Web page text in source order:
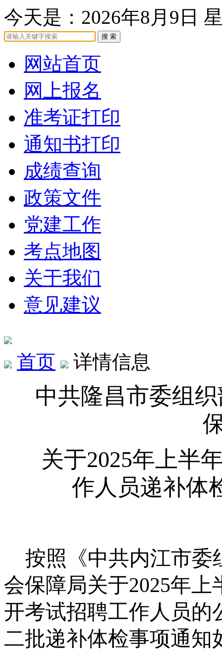
今天是： 2026年8月9日
网站首页
网上报名
准考证打印
通知书打印
成绩查询
政策文件
党建工作
考点地图
关于我们
意见建议
首页 详情信息
中共隆昌市委组
关于2025年 上半
作人员递补体
按照
《中共内江市委
会保障局关于2025年
开考试招聘工作人员的
二批递补体检事项通知